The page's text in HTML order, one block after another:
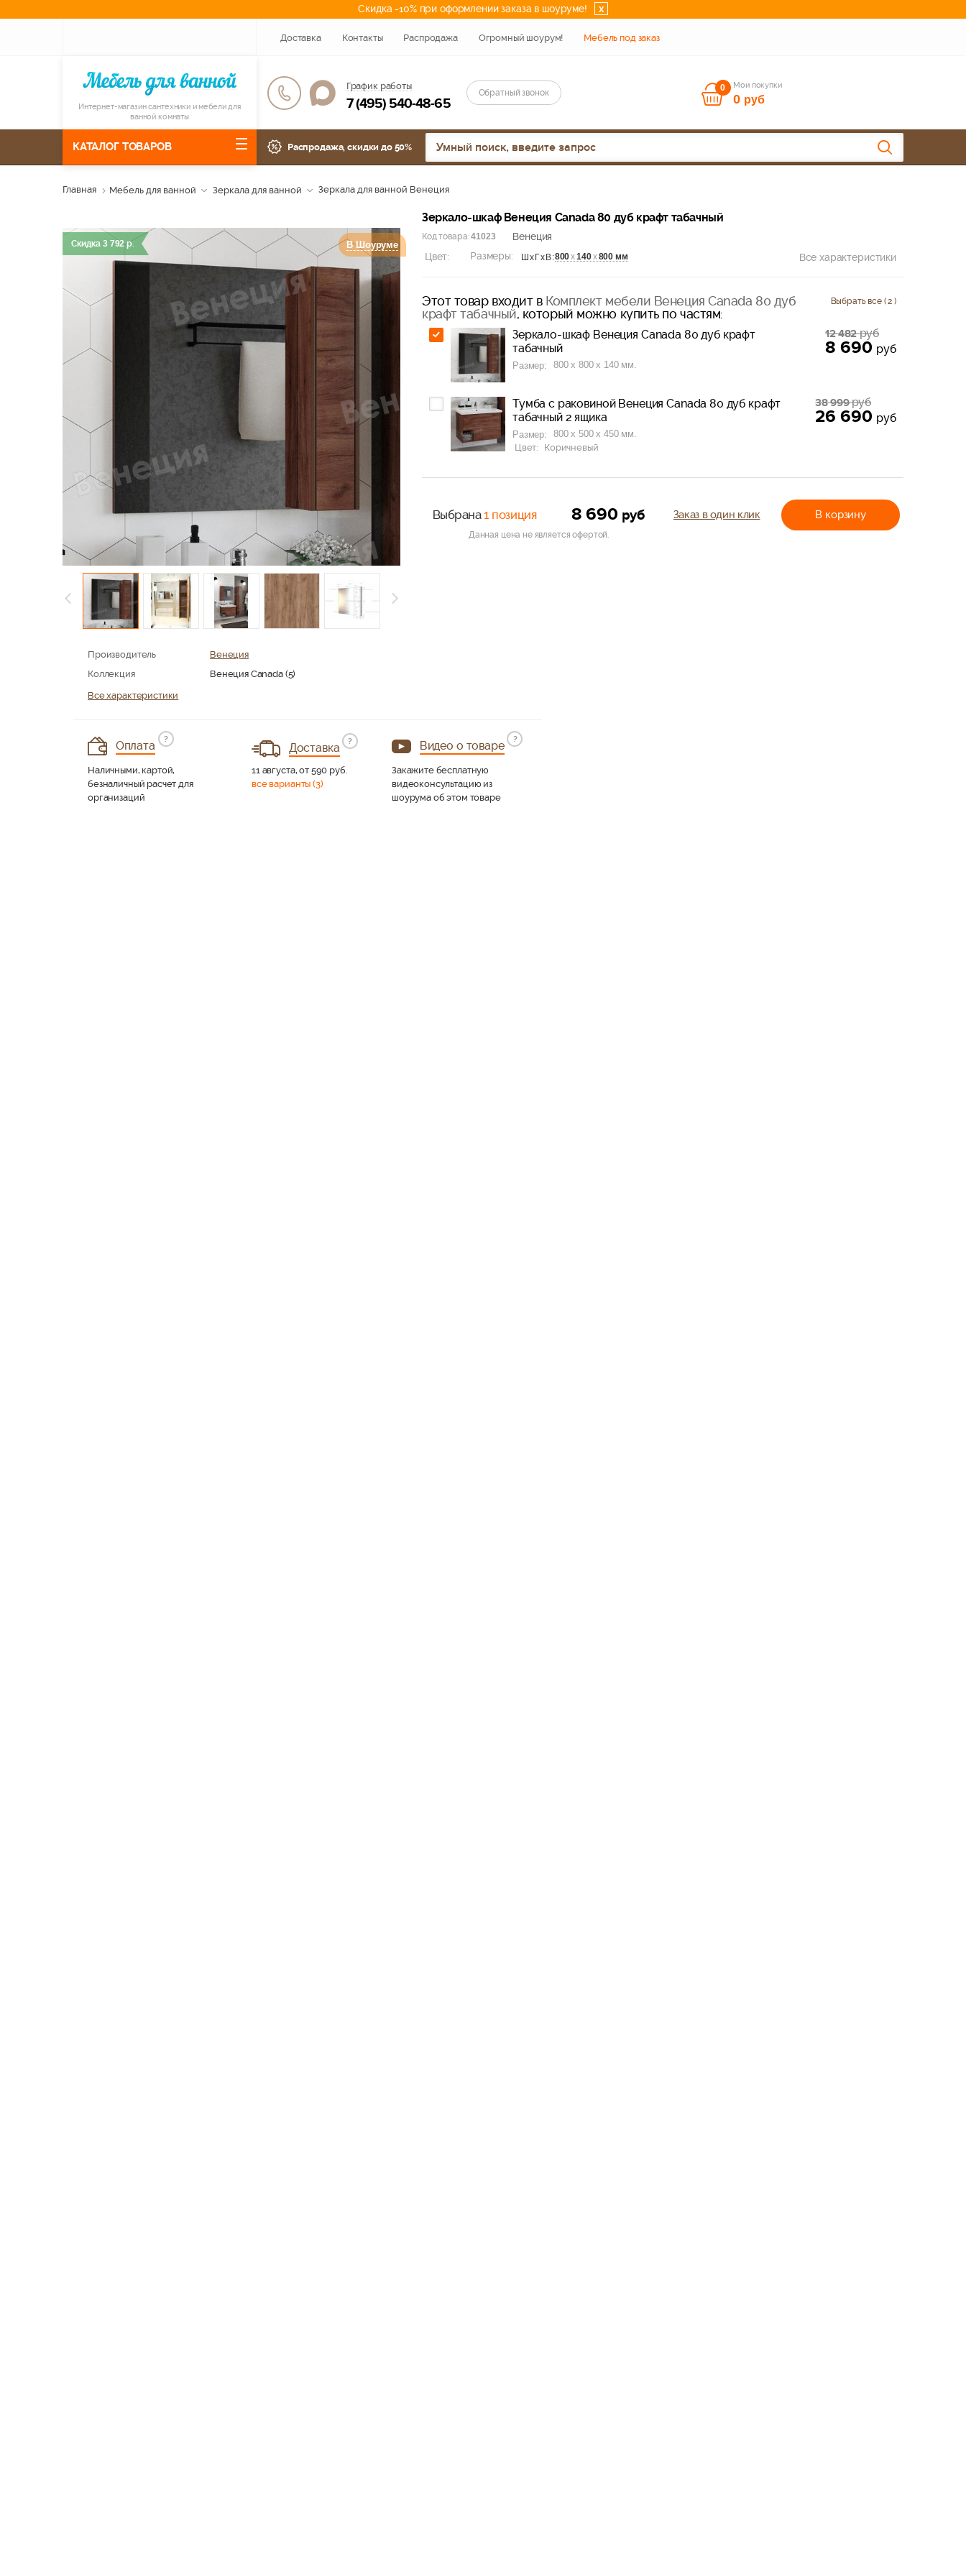
Скидка -10% при оформлении заказа в шоуруме! x
Доставка Контакты Распродажа Огромный шоурум! Мебель под заказ
Интернет-магазин сантехники и мебели для
ванной комнаты
График работы
7 (495) 540-48-65
Обратный звонок 0 Мои покупки
0 руб
КАТАЛОГ ТОВАРОВ Распродажа, скидки до 50%
Главная Мебель для ванной Зеркала для ванной Зеркала для ванной Венеция
Зеркало-шкаф Венеция Canada 80 дуб крафт табачный
Код товара: 41023
Венеция
Цвет:
Размеры: ШхГхВ:800х140х800 мм Все характеристики
Скидка 3 792р. В Шоуруме
Производитель
Венеция
Коллекция
Венеция Canada (5)
Все характеристики
Выбрать все ( 2 )
Этот товар входит в Комплект мебели Венеция Canada 80 дуб
крафт табачный, который можно купить по частям:
Зеркало-шкаф Венеция Canada 80 дуб крафт
табачный
Размер: 800 x 800 x 140 мм.
12 482руб
8 690 руб
Тумба с раковиной Венеция Canada 80 дуб крафт
табачный 2 ящика
Размер:
800 x 500 x 450 мм.
Цвет:
Коричневый
38 999руб
26 690 руб
Выбрана1 позиция 8 690 руб В корзину
Заказ в один клик
Данная цена не является офертой.
Оплата
?
Наличными, картой,
безналичный расчет для
организаций
Доставка
?
11 августа, от 590 руб.
все варианты (3)
Видео о товаре
?
Закажите бесплатную
видеоконсультацию из
шоурума об этом товаре